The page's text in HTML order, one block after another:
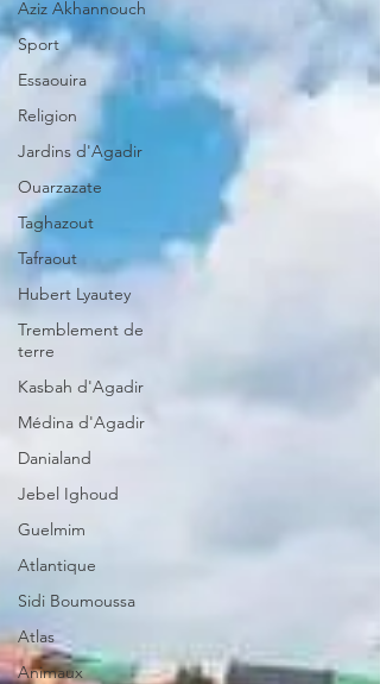
Aziz Akhannouch
Sport
Essaouira
Religion
Jardins d'Agadir
Ouarzazate
Taghazout
Tafraout
Hubert Lyautey
Tremblement de
terre
Kasbah d'Agadir
Médina d'Agadir
Danialand
Jebel Ighoud
Guelmim
Atlantique
Sidi Boumoussa
Atlas
Animaux